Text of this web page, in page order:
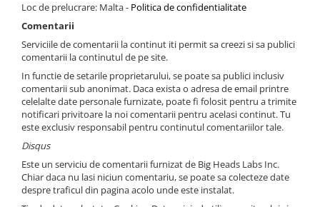
Loc de prelucrare: Malta - Politica de confidentialitate
Comentarii
Serviciile de comentarii la continut iti permit sa creezi si sa publici
comentarii la continutul de pe site.
In functie de setarile proprietarului, se poate sa publici inclusiv
comentarii sub anonimat. Daca exista o adresa de email printre
celelalte date personale furnizate, poate fi folosit pentru a trimite
notificari privitoare la noi comentarii pentru acelasi continut. Tu
este exclusiv responsabil pentru continutul comentariilor tale.
Disqus
Este un serviciu de comentarii furnizat de Big Heads Labs Inc.
Chiar daca nu lasi niciun comentariu, se poate sa colecteze date
despre traficul din pagina acolo unde este instalat.